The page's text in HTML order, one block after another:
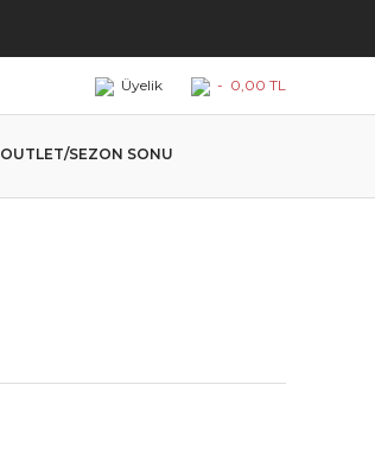
Üyelik - 0,00 TL
OUTLET/SEZON SONU